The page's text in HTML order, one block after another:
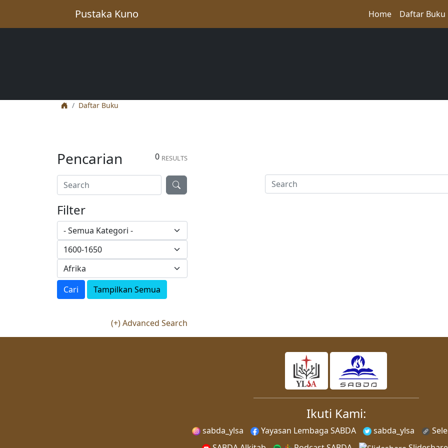
Pustaka Kuno Home Daftar Buku
Daftar Buku
0 RESULTS
Pencarian
Filter
Cari Tampilkan Semua
(+) Advanced Search
Ikuti Kami:
sabda_ylsa Yayasan Lembaga SABDA sabda_ylsa